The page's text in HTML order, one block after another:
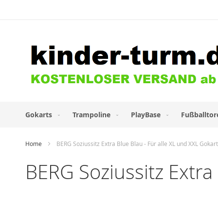
Gokarts Trampoline PlayBase
Home BERG Soziussitz Extra Blue Blau - Für alle XL und XXL
BERG Soziussitz